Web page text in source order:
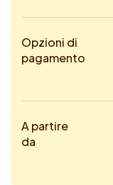
Opzioni di
pagamento
A partire
da